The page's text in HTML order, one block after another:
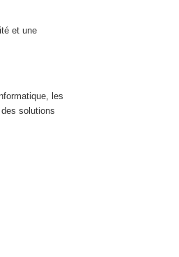
et une
les
solutions